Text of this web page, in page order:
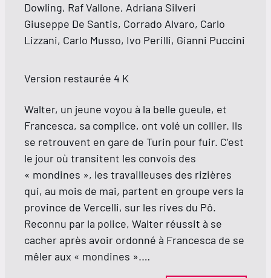
Dowling, Raf Vallone, Adriana Silveri
Giuseppe De Santis, Corrado Alvaro, Carlo
Lizzani, Carlo Musso, Ivo Perilli, Gianni Puccini
Version restaurée 4 K
Walter, un jeune voyou à la belle gueule, et
Francesca, sa complice, ont volé un collier. Ils
se retrouvent en gare de Turin pour fuir. C’est
le jour où transitent les convois des
« mondines », les travailleuses des rizières
qui, au mois de mai, partent en groupe vers la
province de Vercelli, sur les rives du Pô.
Reconnu par la police, Walter réussit à se
cacher après avoir ordonné à Francesca de se
mêler aux « mondines ».…